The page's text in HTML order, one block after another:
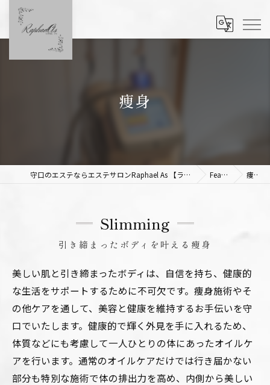
痩身
守口のエステならエステサロンRaphael As 【ラファエルアズ】 Feature 痩身
引き締まったボディを叶える痩身
Slimming
美しい肌と引き締まったボディは、自信を持ち、健康的
な生活をサポートするために不可欠です。痩身施術やそ
の他ケアを通して、美容と健康を維持するお手伝いを守
口でいたします。健康的で輝く外見を手に入れるため、
体質などにも考慮して一人ひとりの体にあったオイルケ
アを行います。通常のオイルケアだけでは行き届かない
部分も特別な施術で体の排出力を高め、内側から美しい